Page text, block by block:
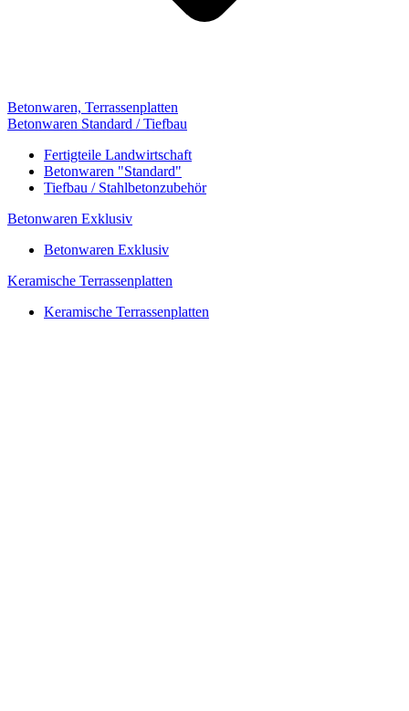
Betonwaren, Terrassenplatten
Betonwaren Standard / Tiefbau
Fertigteile Landwirtschaft
Betonwaren "Standard"
Tiefbau / Stahlbetonzubehör
Betonwaren Exklusiv
Betonwaren Exklusiv
Keramische Terrassenplatten
Keramische Terrassenplatten